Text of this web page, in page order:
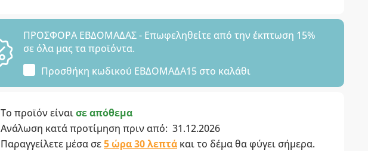
ΠΡΟΣΦΟΡΑ ΕΒΔΟΜΑΔΑΣ - Επωφεληθείτε από την έκπτωση 15%
σε όλα μας τα προϊόντα.
Προσθήκη κωδικού ΕΒΔΟΜΑΔΑ15 στο καλάθι
Το προϊόν είναισε απόθεμα
Ανάλωση κατά προτίμηση πριν από: 31.12.2026
Παραγγείλετε μέσα σε5 ώρα 30 λεπτά και το δέμα θα φύγει σήμερα.